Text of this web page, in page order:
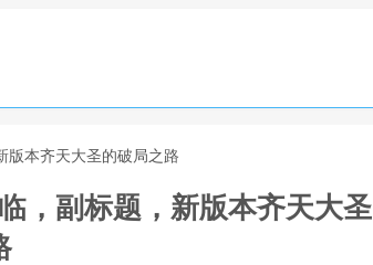
版本齐天大圣的破局之路
，副标题，新版本齐天大圣